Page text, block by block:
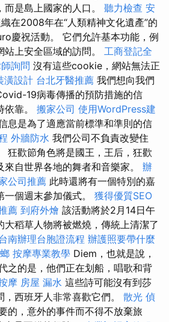
是島上國家的人口。 聽力檢查 安
在2008年在“人類精神文化遺產”的
慶祝活動。 它們允許基本功能，例
上安全區域的訪問。 工商登記全
詢問 沒有這些cookie，網站無法正
潢設計 台北牙醫推薦 我們想向我們
19病毒傳播的預防措施的信
依靠。 搬家公司 使用WordPress建
息是為了適應當前標準和準則的信
外牆防水 我們公司不負責改變住
狂歡節角色將是國王，王后，狂歡
自世界各地的舞者和音樂家。 辦
公司推薦 此時還將有一個特別的嘉
個週末參加儀式。 獲得優質SEO
薦 到府外燴 該活動將於2月14日午
大稻草人物將被燃燒，傳統上清潔了
南辦理台胞證流程 辦護照要帶什麼
按摩專業教學 Diem，也就是說，
之的是，他們正在划船，唱歌和背
摩 房屋 漏水 這些詩可能沒有到莎
西班牙人非常喜歡它們。 散光 偵
的，意外的事件而不得不放棄旅